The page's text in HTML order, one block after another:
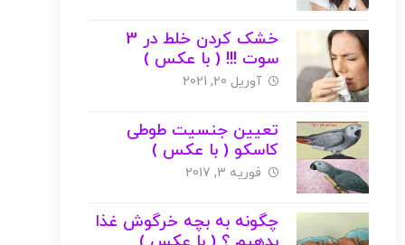
خشک کردن خلط در 3
سوت !!! ( با عکس )
آوریل 20, 2021
تعیین جنسیت طوطی
کاسکو ( با عکس )
فوریه 3, 2017
چگونه به بچه خرگوش غذا